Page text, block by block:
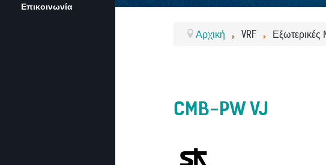
Αρχική VRF Εξωτερικές
CMB-PW VJ
Επικοινωνία